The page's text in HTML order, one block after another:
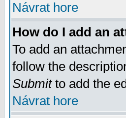
Návrat hore
How do I add an
To add an
follow the
Submitto add the
Návrat hore